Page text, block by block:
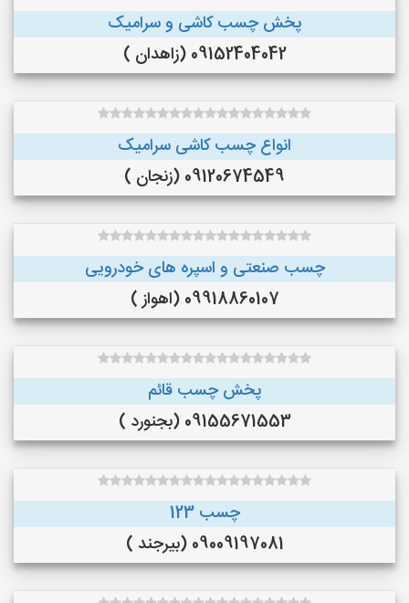
پخش چسب کاشی و سرامیک
09152404042 (زاهدان )
انواع چسب کاشی سرامیک
09120674549 (زنجان )
چسب صنعتی و اسپره های خودرویی
09918860107 (اهواز )
پخش چسب قائم
09155671553 (بجنورد )
چسب 123
09009197081 (بیرجند )